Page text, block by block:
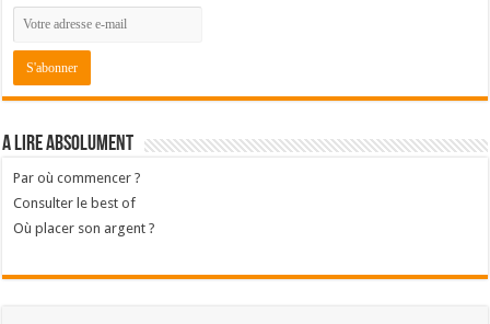
A lire absolument
Par où commencer ?
Consulter le best of
Où placer son argent ?